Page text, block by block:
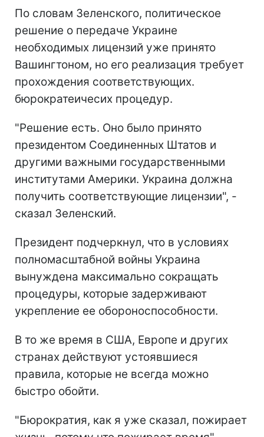
По словам Зеленского, политическое
решение о передаче Украине
необходимых лицензий уже принято
Вашингтоном, но его реализация требует
прохождения соответствующих.
бюрократеичесих процедур.
"Решение есть. Оно было принято
президентом Соединенных Штатов и
другими важными государственными
институтами Америки. Украина должна
получить соответствующие лицензии", -
сказал Зеленский.
Президент подчеркнул, что в условиях
полномасштабной войны Украина
вынуждена максимально сокращать
процедуры, которые задерживают
укрепление ее обороноспособности.
В то же время в США, Европе и других
странах действуют устоявшиеся
правила, которые не всегда можно
быстро обойти.
"Бюрократия, как я уже сказал, пожирает